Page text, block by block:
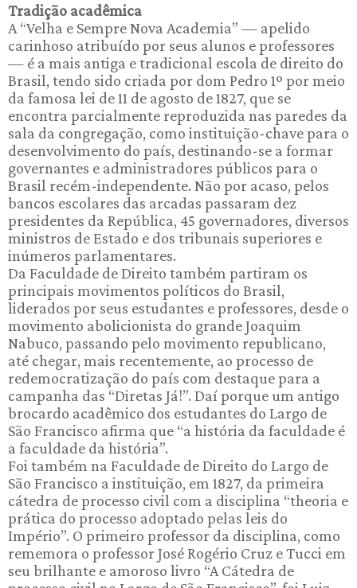
Tradição acadêmica
A “Velha e Sempre Nova Academia” — apelido
carinhoso atribuído por seus alunos e professores
— é a mais antiga e tradicional escola de direito do
Brasil, tendo sido criada por dom Pedro 1º por meio
da famosa lei de 11 de agosto de 1827, que se
encontra parcialmente reproduzida nas paredes da
sala da congregação, como instituição-chave para o
desenvolvimento do país, destinando-se a formar
governantes e administradores públicos para o
Brasil recém-independente. Não por acaso, pelos
bancos escolares das arcadas passaram dez
presidentes da República, 45 governadores, diversos
ministros de Estado e dos tribunais superiores e
inúmeros parlamentares.
Da Faculdade de Direito também partiram os
principais movimentos políticos do Brasil,
liderados por seus estudantes e professores, desde o
movimento abolicionista do grande Joaquim
Nabuco, passando pelo movimento republicano,
até chegar, mais recentemente, ao processo de
redemocratização do país com destaque para a
campanha das “Diretas Já!”. Daí porque um antigo
brocardo acadêmico dos estudantes do Largo de
São Francisco afirma que “a história da faculdade é
a faculdade da história”.
Foi também na Faculdade de Direito do Largo de
São Francisco a instituição, em 1827, da primeira
cátedra de processo civil com a disciplina “theoria e
prática do processo adoptado pelas leis do
Império”. O primeiro professor da disciplina, como
rememora o professor José Rogério Cruz e Tucci em
seu brilhante e amoroso livro “A Cátedra de